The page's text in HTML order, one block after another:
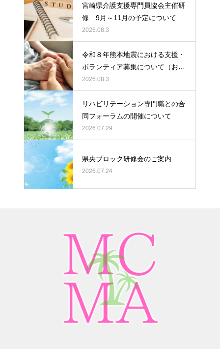
募集について
宮崎県介護支援専門員協会主催研
修 9月～11月の予定について
2026.08.3
令和８年熊本地震における支援・
ボランティア募集について（お願
い）
2026.08.3
リハビリテーション専門職との合
同フォーラムの開催について
2026.07.29
県央ブロック研修会のご案内
2026.07.24